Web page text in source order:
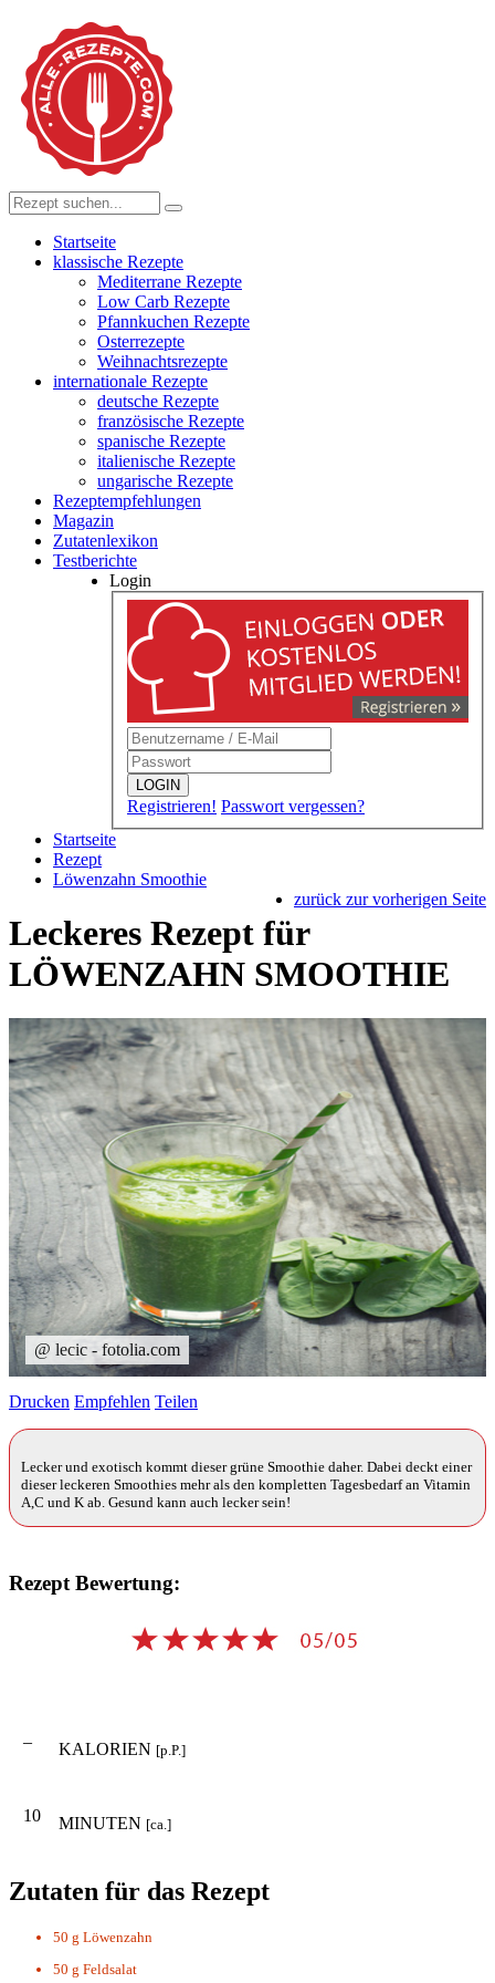
Startseite
klassische Rezepte
Mediterrane Rezepte
Low Carb Rezepte
Pfannkuchen Rezepte
Osterrezepte
Weihnachtsrezepte
internationale Rezepte
deutsche Rezepte
französische Rezepte
spanische Rezepte
italienische Rezepte
ungarische Rezepte
Rezeptempfehlungen
Magazin
Zutatenlexikon
Testberichte
Login
LOGIN
Registrieren! Passwort vergessen?
Startseite
Rezept
Löwenzahn Smoothie
zurück zur vorherigen Seite
Leckeres Rezept für
LÖWENZAHN SMOOTHIE
@ lecic - fotolia.com
Drucken Empfehlen Teilen
Lecker und exotisch kommt dieser grüne Smoothie daher. Dabei deckt einer
dieser leckeren Smoothies mehr als den kompletten Tagesbedarf an Vitamin
A,C und K ab. Gesund kann auch lecker sein!
Rezept Bewertung:
– KALORIEN [p.P.]
10 MINUTEN [ca.]
Zutaten für das Rezept
50 g Löwenzahn
50 g Feldsalat